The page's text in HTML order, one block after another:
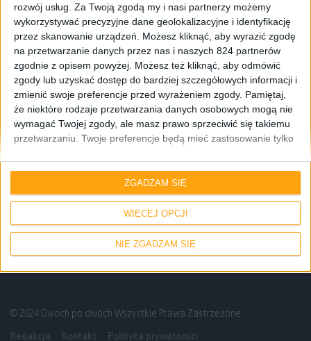
rozwój usług. Za Twoją zgodą my i nasi partnerzy możemy
wykorzystywać precyzyjne dane geolokalizacyjne i identyfikację
przez skanowanie urządzeń. Możesz kliknąć, aby wyrazić zgodę
na przetwarzanie danych przez nas i naszych 824 partnerów
zgodnie z opisem powyżej. Możesz też kliknąć, aby odmówić
zgody lub uzyskać dostęp do bardziej szczegółowych informacji i
zmienić swoje preferencje przed wyrażeniem zgody. Pamiętaj,
że niektóre rodzaje przetwarzania danych osobowych mogą nie
wymagać Twojej zgody, ale masz prawo sprzeciwić się takiemu
przetwarzaniu. Twoje preferencje będą mieć zastosowanie tylko
przycisk "Prywatność" na dole strony.
WIĘCEJ OPCJI
NIE ZGADZAM SIĘ
ZGADZAM SIĘ
Smartfony
Samsung Galaxy Grand Neo, czyli
średniak z dużym ekranem i dual SIM
© 2024 Dwóch po dwóch Wszystkie Prawa Zastrzeżone
Redakcja Kontakt Polityka prywatności